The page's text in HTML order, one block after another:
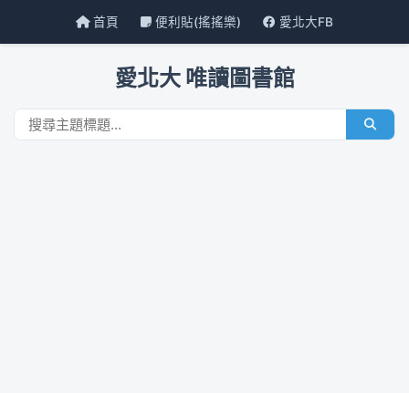
首頁 便利貼(搖搖樂) 愛北大FB
愛北大 唯讀圖書館